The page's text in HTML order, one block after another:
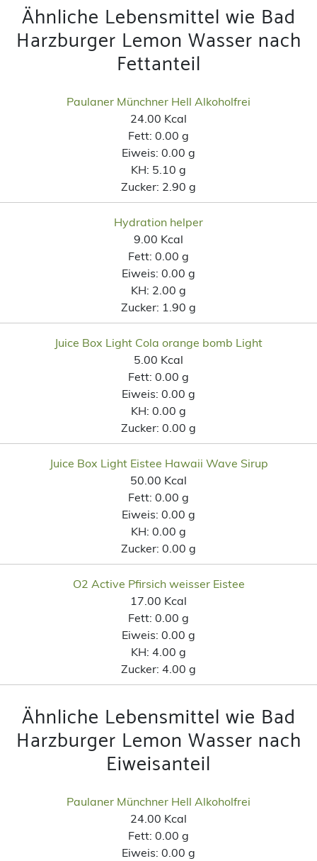
Ähnliche Lebensmittel wie Bad
Harzburger Lemon Wasser nach
Fettanteil
Paulaner Münchner Hell Alkoholfrei
24.00 Kcal
Fett: 0.00 g
Eiweis: 0.00 g
KH: 5.10 g
Zucker: 2.90 g
Hydration helper
9.00 Kcal
Fett: 0.00 g
Eiweis: 0.00 g
KH: 2.00 g
Zucker: 1.90 g
Juice Box Light Cola orange bomb Light
5.00 Kcal
Fett: 0.00 g
Eiweis: 0.00 g
KH: 0.00 g
Zucker: 0.00 g
Juice Box Light Eistee Hawaii Wave Sirup
50.00 Kcal
Fett: 0.00 g
Eiweis: 0.00 g
KH: 0.00 g
Zucker: 0.00 g
O2 Active Pfirsich weisser Eistee
17.00 Kcal
Fett: 0.00 g
Eiweis: 0.00 g
KH: 4.00 g
Zucker: 4.00 g
Ähnliche Lebensmittel wie Bad
Harzburger Lemon Wasser nach
Eiweisanteil
Paulaner Münchner Hell Alkoholfrei
24.00 Kcal
Fett: 0.00 g
Eiweis: 0.00 g